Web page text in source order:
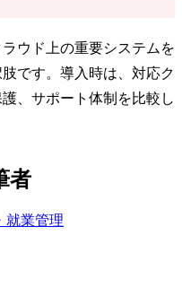
ウド上の重要システムを
です。導入時は、対応ク
、サポート体制を比較し
者
就業管理